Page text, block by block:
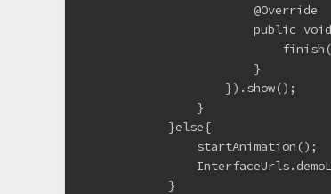
                        @Override
public
                        }
                    }).show();
                }
            }else{
                startAnimation();
            }